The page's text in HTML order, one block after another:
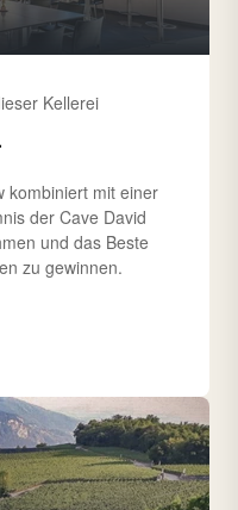
Kellerei
kombiniert mit einer
der Cave David
und das Beste
zu gewinnen.